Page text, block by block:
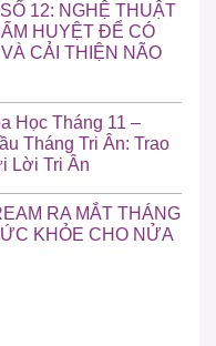
12: NGHỆ THUẬT
HUYỆT ĐỂ CÓ
CẢI THIỆN NÃO
Học Tháng 11 –
Tháng Tri Ân: Trao
Lời Tri Ân
RA MẮT THÁNG
KHỎE CHO NỬA